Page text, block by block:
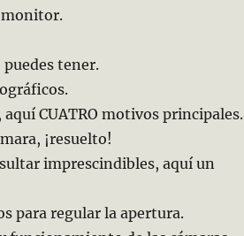
monitor.
tener.
aquí CUATRO motivos principales.
¡resuelto!
imprescindibles, aquí un
para regular la apertura.